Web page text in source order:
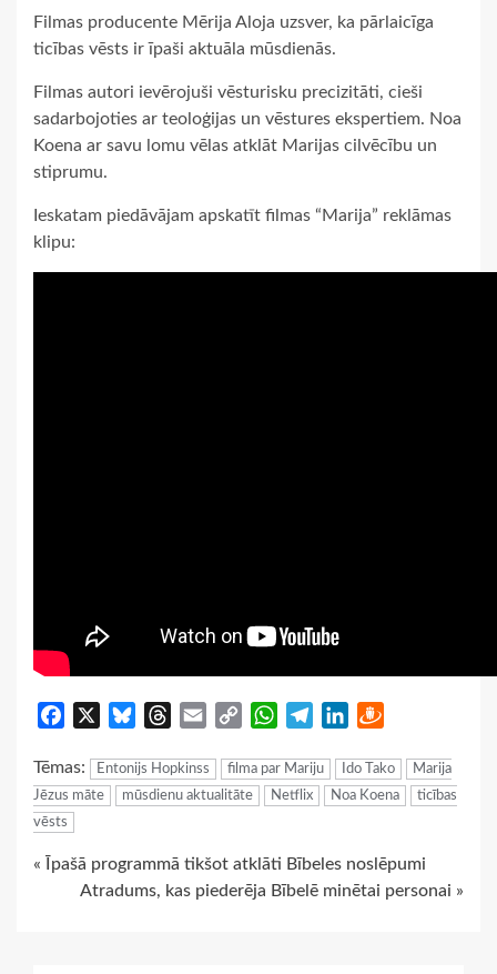
Filmas producente Mērija Aloja uzsver, ka pārlaicīga
ticības vēsts ir īpaši aktuāla mūsdienās.
Filmas autori ievērojuši vēsturisku precizitāti, cieši
sadarbojoties ar teoloģijas un vēstures ekspertiem. Noa
Koena ar savu lomu vēlas atklāt Marijas cilvēcību un
stiprumu.
Ieskatam piedāvājam apskatīt filmas “Marija” reklāmas
klipu:
Facebook BlueskyThreads
Email
Copy
WhatsApp
TelegramLinkedIn
Tēmas: Entonijs Hopkinss filma par Mariju Ido Tako
Marija
Jēzus māte
mūsdienu aktualitāte Netflix Noa Koena
ticības
vēsts
Continue
« Īpašā programmā tikšot atklāti Bībeles noslēpumi
Atradums, kas piederēja Bībelē minētai personai »